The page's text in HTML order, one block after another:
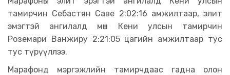
тамирчин Себастян Саве 2:02:16 амжилтаар, элит
эмэгтэй ангилалд мөн Кени улсын тамирчин
Роземари Ванжиру 2:21:05 цагийн амжилтаар тус
тус түрүүллээ.
Марафонд мэргэжлийн тамирчдаас гадна олон